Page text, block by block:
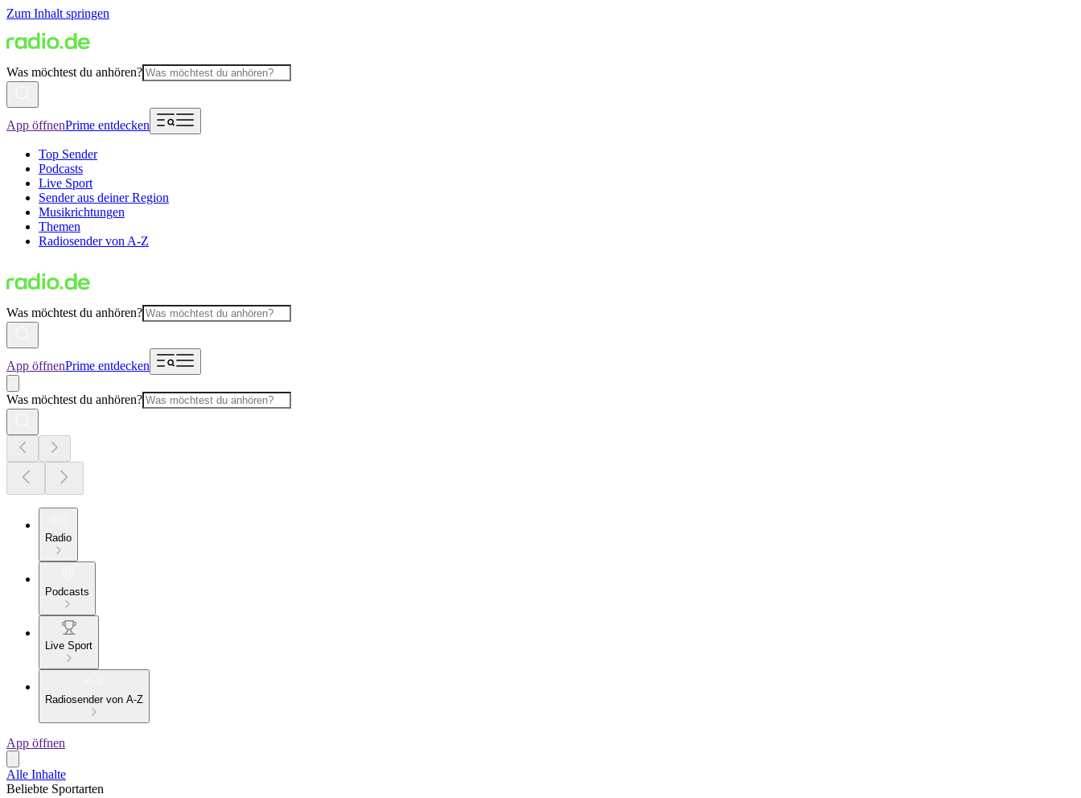
Zum Inhalt springen
Was möchtest du anhören?
App öffnenPrime entdecken
Top Sender
Podcasts
Live Sport
Sender aus deiner Region
Musikrichtungen
Themen
Radiosender von A-Z
Was möchtest du anhören?
App öffnenPrime entdecken
Was möchtest du anhören?
Radio
Podcasts
Live Sport
Radiosender von A-Z
App öffnen
Alle Inhalte
Beliebte Sportarten